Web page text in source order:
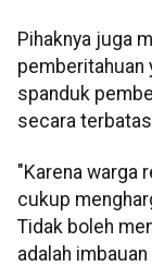
Pihaknya juga
pemberitahuan
spanduk
secara
"Karena warga
cukup
Tidak boleh
adalah